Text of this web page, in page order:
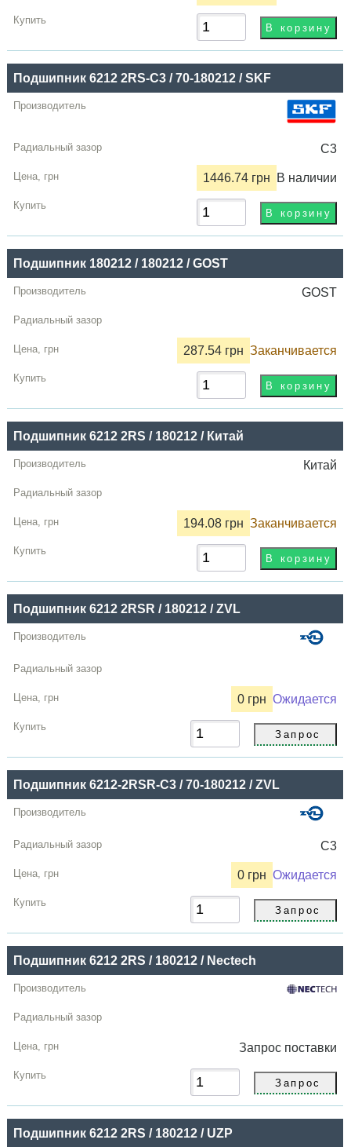
Подшипник 6212 2RS-C3 / 70-180212 / SKF
C3
1446.74 грн В наличии
Подшипник 180212 / 180212 / GOST
GOST
287.54 грн Заканчивается
Подшипник 6212 2RS / 180212 / Китай
Китай
194.08 грн Заканчивается
Подшипник 6212 2RSR / 180212 / ZVL
0 грн Ожидается
Подшипник 6212-2RSR-C3 / 70-180212 / ZVL
C3
0 грн Ожидается
Подшипник 6212 2RS / 180212 / Nectech
Запрос поставки
Подшипник 6212 2RS / 180212 / UZP